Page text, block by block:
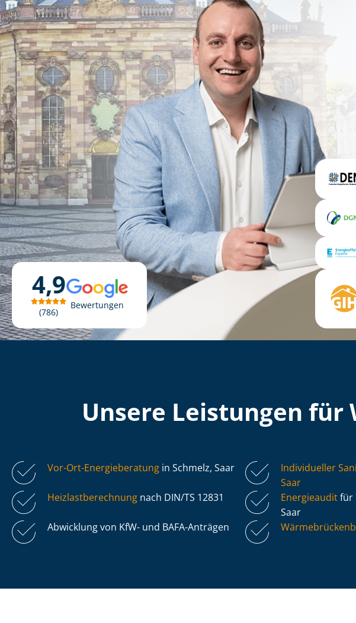
4,9
786
Bewertungen
Unsere Leistungen für
Vor-Ort-Energieberatung in Schmelz, Saar
Individueller
Saar
Heiz­last­be­rech­nung nach DIN/TS 12831 Energieauditfür
Saar
Abwicklung von KfW- und BAFA-Anträgen